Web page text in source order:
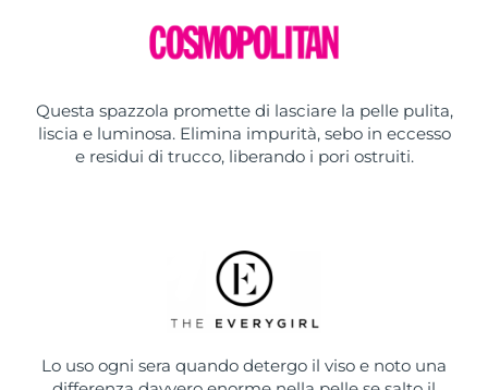
Questa spazzola promette di lasciare la pelle pulita,
liscia e luminosa. Elimina impurità, sebo in eccesso
e residui di trucco, liberando i pori ostruiti.
Lo uso ogni sera quando detergo il viso e noto una